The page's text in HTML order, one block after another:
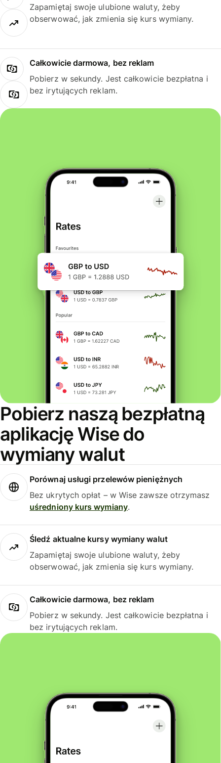
Zapamiętaj swoje ulubione waluty, żeby
obserwować, jak zmienia się kurs wymiany.
Całkowicie darmowa, bez reklam
Pobierz w sekundy. Jest całkowicie bezpłatna i
bez irytujących reklam.
Pobierz naszą bezpłatną
aplikację Wise do
wymiany walut
Porównaj usługi przelewów pieniężnych
Bez ukrytych opłat – w Wise zawsze otrzymasz
uśredniony kurs wymiany.
Śledź aktualne kursy wymiany walut
Zapamiętaj swoje ulubione waluty, żeby
obserwować, jak zmienia się kurs wymiany.
Całkowicie darmowa, bez reklam
Pobierz w sekundy. Jest całkowicie bezpłatna i
bez irytujących reklam.